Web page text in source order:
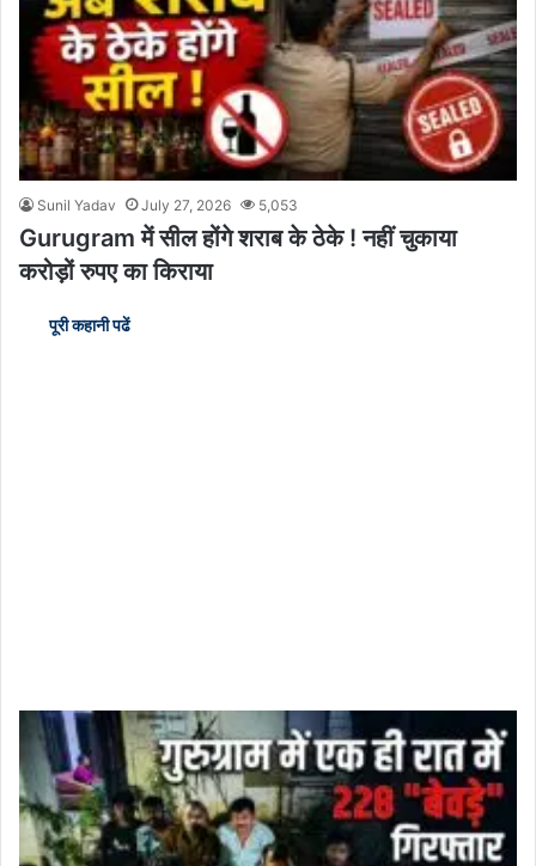
Sunil Yadav July 27, 2026 5,053
Gurugram में सील होंगे शराब के ठेके ! नहीं चुकाया
करोड़ों रुपए का किराया
पूरी कहानी पढें